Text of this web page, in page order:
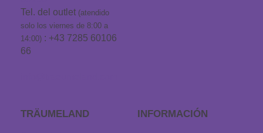
Tel. del outlet (atendido
solo los viernes de 8:00 a
14:00) : +43 7285 60106
66
TRÄUMELAND INFORMACIÓN